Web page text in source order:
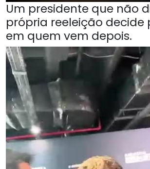
Um presidente que não
própria reeleição decide
em quem vem depois.